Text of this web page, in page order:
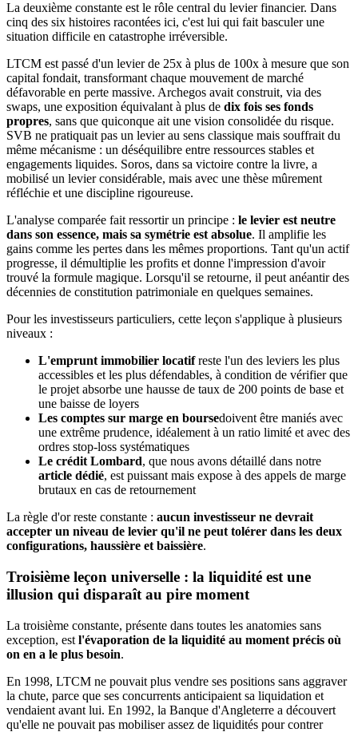
La deuxième constante est le rôle central du levier financier. Dans
cinq des six histoires racontées ici, c'est lui qui fait basculer une
situation difficile en catastrophe irréversible.
LTCM est passé d'un levier de 25x à plus de 100x à mesure que son
capital fondait, transformant chaque mouvement de marché
défavorable en perte massive. Archegos avait construit, via des
swaps, une exposition équivalant à plus de dix fois ses fonds
propres, sans que quiconque ait une vision consolidée du risque.
SVB ne pratiquait pas un levier au sens classique mais souffrait du
même mécanisme : un déséquilibre entre ressources stables et
engagements liquides. Soros, dans sa victoire contre la livre, a
mobilisé un levier considérable, mais avec une thèse mûrement
réfléchie et une discipline rigoureuse.
L'analyse comparée fait ressortir un principe : le levier est neutre
dans son essence, mais sa symétrie est absolue. Il amplifie les
gains comme les pertes dans les mêmes proportions. Tant qu'un actif
progresse, il démultiplie les profits et donne l'impression d'avoir
trouvé la formule magique. Lorsqu'il se retourne, il peut anéantir des
décennies de constitution patrimoniale en quelques semaines.
Pour les investisseurs particuliers, cette leçon s'applique à plusieurs
niveaux :
L'emprunt immobilier locatifreste l'un des leviers les plus
accessibles et les plus défendables, à condition de vérifier que
le projet absorbe une hausse de taux de 200 points de base et
une baisse de loyers
Les comptes sur marge en boursedoivent être maniés avec
une extrême prudence, idéalement à un ratio limité et avec des
ordres stop-loss systématiques
Le crédit Lombard, que nous avons détaillé dans notre
article dédié, est puissant mais expose à des appels de marge
brutaux en cas de retournement
La règle d'or reste constante : aucun investisseur ne devrait
accepter un niveau de levier qu'il ne peut tolérer dans les deux
configurations, haussière et baissière.
Troisième leçon universelle : la liquidité est une
illusion qui disparaît au pire moment
La troisième constante, présente dans toutes les anatomies sans
exception, est l'évaporation de la liquidité au moment précis où
on en a le plus besoin.
En 1998, LTCM ne pouvait plus vendre ses positions sans aggraver
la chute, parce que ses concurrents anticipaient sa liquidation et
vendaient avant lui. En 1992, la Banque d'Angleterre a découvert
qu'elle ne pouvait pas mobiliser assez de liquidités pour contrer